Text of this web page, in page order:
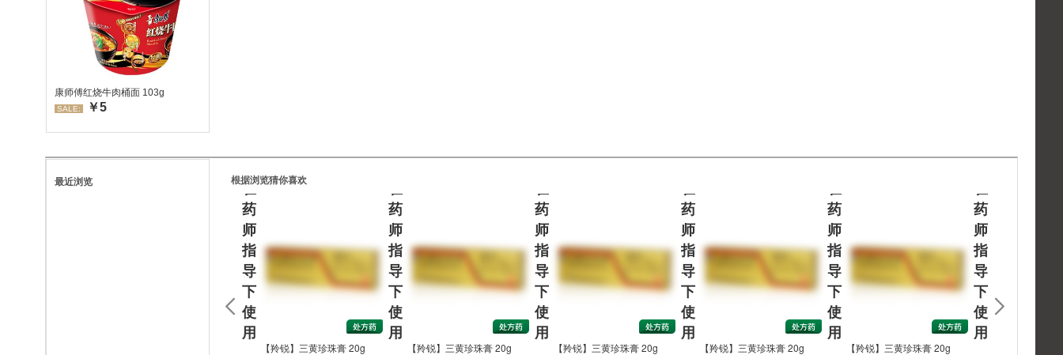
康师傅红烧牛肉桶面 103g
SALE: ￥5
最近浏览 根据浏览猜你喜欢
在
药
师
指
导
下
使
用
【羚锐】三黄珍珠膏 20g
药
师
指
导
下
使
用
【羚锐】三黄珍珠膏 20g
药
师
指
导
下
使
用
【羚锐】三黄珍珠膏 20g
药
师
指
导
下
使
用
【羚锐】三黄珍珠膏 20g
药
师
指
导
下
使
用
【羚锐】三黄珍珠膏 20g
药
师
指
导
下
使
用